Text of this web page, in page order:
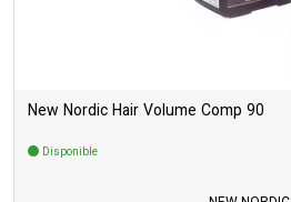
New Nordic Hair Volume Comp 90
Disponible